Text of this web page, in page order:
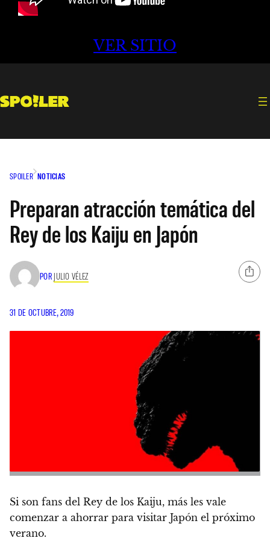
VER SITIO
SPOILER NOTICIAS
Preparan atracción temática del
Rey de los Kaiju en Japón
POR JULIO VÉLEZ
31 DE OCTUBRE, 2019
Si son fans del Rey de los Kaiju, más les vale
comenzar a ahorrar para visitar Japón el próximo
verano.